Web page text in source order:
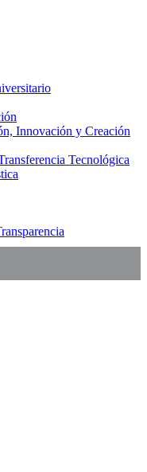
Innovación y Creación
Tecnológica